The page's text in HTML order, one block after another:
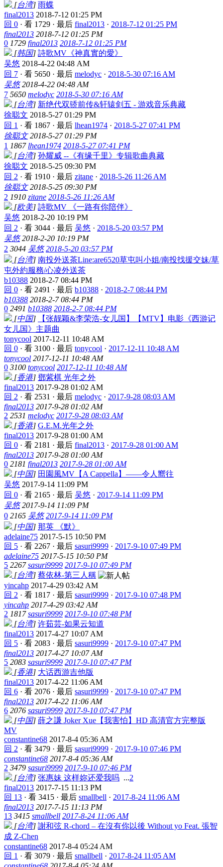
[台湾] 雨蝶
final2013 2018-7-12 01:25 PM
回 0 · 看 1729 · 最后 final2013 · 2018-7-12 01:25 PM
final2013 2018-7-12 01:25 PM
0 1729 final2013 2018-7-12 01:25 PM
[韩国] 詩歌MV《神真實的愛》
吴悠 2018-4-22 04:48 AM
回 7 · 看 5650 · 最后 melodyc · 2018-5-30 07:16 AM
吴悠 2018-4-22 04:48 AM
7 5650 melodyc 2018-5-30 07:16 AM
[台湾] 新绝代双骄前传&轩辕剑五 - 游戏音乐典藏
徐聪文 2018-5-27 01:29 PM
回 1 · 看 1867 · 最后 lhean1974 · 2018-5-27 07:41 PM
徐聪文 2018-5-27 01:29 PM
1 1867 lhean1974 2018-5-27 07:41 PM
[台湾] 孙耀威 --《有缘千里》专辑歌曲典藏
徐聪文 2018-5-25 09:30 PM
回 2 · 看 1910 · 最后 zitane · 2018-5-26 11:26 AM
徐聪文 2018-5-25 09:30 PM
2 1910 zitane 2018-5-26 11:26 AM
[欧美] 詩歌MV 《一路有你陪伴》
吴悠 2018-2-20 10:19 PM
回 2 · 看 3044 · 最后 吴悠 · 2018-5-20 03:57 PM
吴悠 2018-2-20 10:19 PM
2 3044 吴悠 2018-5-20 03:57 PM
[台湾] 南投外送茶Line:are6520草屯叫小姐/南投找援交妹/草
屯外約服務/心凌外送茶
b10388 2018-2-7 08:44 PM
回 0 · 看 2491 · 最后 b10388 · 2018-2-7 08:44 PM
b10388 2018-2-7 08:44 PM
0 2491 b10388 2018-2-7 08:44 PM
[中国]
【张靓颖&李荣浩-女儿国】【MTV】电影《西游记
女儿国》主题曲
tonycool 2017-12-11 10:48 AM
回 0 · 看 3100 · 最后 tonycool · 2017-12-11 10:48 AM
tonycool 2017-12-11 10:48 AM
0 3100 tonycool 2017-12-11 10:48 AM
[香港] 鄧紫棋 光年之外
final2013 2017-9-28 01:02 AM
回 2 · 看 2531 · 最后 melodyc · 2017-9-28 08:03 AM
final2013 2017-9-28 01:02 AM
2 2531 melodyc 2017-9-28 08:03 AM
[香港] G.E.M.光年之外
final2013 2017-9-28 01:00 AM
回 0 · 看 2181 · 最后 final2013 · 2017-9-28 01:00 AM
final2013 2017-9-28 01:00 AM
0 2181 final2013 2017-9-28 01:00 AM
[中国] 田園風MV【A Cappella】——令人嚮往
吴悠 2017-9-14 11:09 PM
回 0 · 看 2165 · 最后 吴悠 · 2017-9-14 11:09 PM
吴悠 2017-9-14 11:09 PM
0 2165 吴悠 2017-9-14 11:09 PM
[中国] 那英 《默》
adelaine75 2017-5-15 10:50 PM
回 5 · 看 2267 · 最后 sasuri9999 · 2017-9-10 07:49 PM
adelaine75 2017-5-15 10:50 PM
5 2267 sasuri9999 2017-9-10 07:49 PM
[台湾] 蔡依林-第三人稱
yincahp 2017-4-29 03:42 AM
回 2 · 看 1817 · 最后 sasuri9999 · 2017-9-10 07:48 PM
yincahp 2017-4-29 03:42 AM
2 1817 sasuri9999 2017-9-10 07:48 PM
[台湾] 许茹芸-如果云知道
final2013 2017-4-27 10:07 AM
回 5 · 看 2083 · 最后 sasuri9999 · 2017-9-10 07:47 PM
final2013 2017-4-27 10:07 AM
5 2083 sasuri9999 2017-9-10 07:47 PM
[香港] 大话西游吉他版
final2013 2017-4-22 11:06 AM
回 6 · 看 2076 · 最后 sasuri9999 · 2017-9-10 07:47 PM
final2013 2017-4-22 11:06 AM
6 2076 sasuri9999 2017-9-10 07:47 PM
[中国] 薛之謙 Joker Xue【我害怕】HD 高清官方完整版
MV
constantine68 2017-8-4 05:36 AM
回 2 · 看 3479 · 最后 sasuri9999 · 2017-9-10 07:46 PM
constantine68 2017-8-4 05:36 AM
2 3479 sasuri9999 2017-9-10 07:46 PM
[台湾] 张惠妹 这样妳还爱我吗 ...2
final2013 2017-7-15 11:13 PM
回 13 · 看 3415 · 最后 smallbell · 2017-8-24 11:06 AM
final2013 2017-7-15 11:13 PM
13 3415 smallbell 2017-8-24 11:06 AM
[台湾] 謝和弦 R-chord – 在沒有你以後 Without yo Feat. 張智
成 Z-Chen
constantine68 2017-8-4 05:24 AM
回 1 · 看 3079 · 最后 smallbell · 2017-8-24 11:05 AM